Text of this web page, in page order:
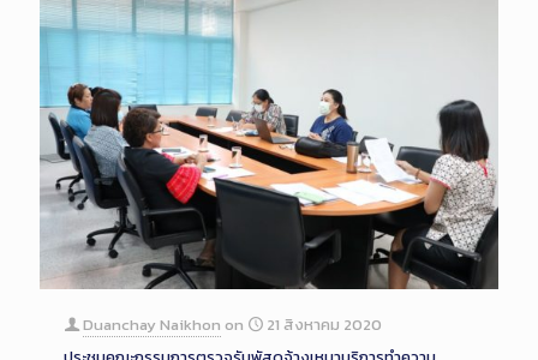
Duanchay Naikhon on
21 สิงหาคม 2020